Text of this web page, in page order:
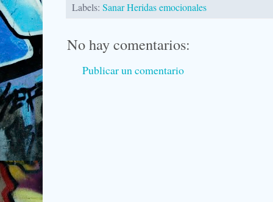
Labels: Sanar Heridas emocionales
No hay comentarios:
Publicar un comentario